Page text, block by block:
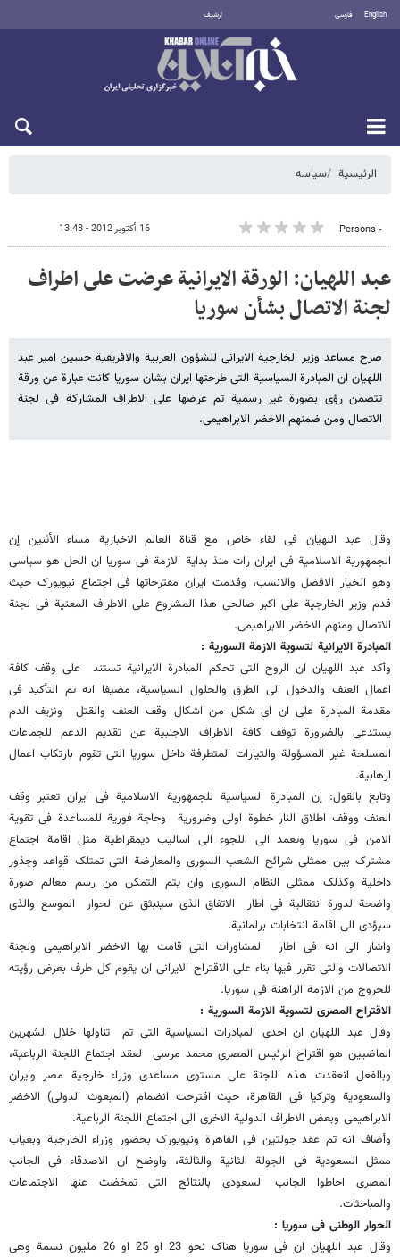
English فارسی أرشيف
الرئيسية سیاسه
٠ Persons 16 أكتوبر 2012 - 13:48
عبد اللهیان: الورقة الایرانیة عرضت على اطراف
لجنة الاتصال بشأن سوریا
صرح مساعد وزیر الخارجیة الایرانی للشؤون العربیة والافریقیة حسین امیر عبد
اللهیان ان المبادرة السیاسیة التی طرحتها ایران بشان سوریا کانت عبارة عن ورقة
تتضمن رؤى بصورة غیر رسمیة تم عرضها على الاطراف المشارکة فی لجنة
الاتصال ومن ضمنهم الاخضر الابراهیمی.
وقال عبد اللهیان فی لقاء خاص مع قناة العالم الاخباریة مساء الأثنین إن
الجمهوریة الاسلامیة فی ایران رات منذ بدایة الازمة فی سوریا ان الحل هو سیاسی
وهو الخیار الافضل والانسب، وقدمت ایران مقترحاتها فی اجتماع نیویورک حیث
قدم وزیر الخارجیة علی اکبر صالحی هذا المشروع على الاطراف المعنیة فی لجنة
الاتصال ومنهم الاخضر الابراهیمی.
المبادرة الایرانیة لتسویة الازمة السوریة :
وأکد عبد اللهیان ان الروح التی تحکم المبادرة الایرانیة تستند على وقف کافة
اعمال العنف والدخول الى الطرق والحلول السیاسیة، مضیفا انه تم التأکید فی
مقدمة المبادرة على ان ای شکل من اشکال وقف العنف والقتل ونزیف الدم
یستدعی بالضرورة توقف کافة الاطراف الاجنبیة عن تقدیم الدعم للجماعات
المسلحة غیر المسؤولة والتیارات المتطرفة داخل سوریا التی تقوم بارتکاب اعمال
ارهابیة.
وتابع بالقول: إن المبادرة السیاسیة للجمهوریة الاسلامیة فی ایران تعتبر وقف
العنف ووقف اطلاق النار خطوة اولى وضروریة وحاجة فوریة للمساعدة فی تقویة
الامن فی سوریا وتعمد الى اللجوء الى اسالیب دیمقراطیة مثل اقامة اجتماع
مشترک بین ممثلی شرائح الشعب السوری والمعارضة التی تمتلک قواعد وجذور
داخلیة وکذلک ممثلی النظام السوری وان یتم التمکن من رسم معالم صورة
واضحة لدورة انتقالیة فی اطار الاتفاق الذی سینبثق عن الحوار الموسع والذی
سیؤدی الى اقامة انتخابات برلمانیة.
واشار الى انه فی اطار المشاورات التی قامت بها الاخضر الابراهیمی ولجنة
الاتصالات والتی تقرر فیها بناء على الاقتراح الایرانی ان یقوم کل طرف بعرض رؤیته
للخروج من الازمة الراهنة فی سوریا.
الاقتراح المصری لتسویة الازمة السوریة :
وقال عبد اللهیان ان احدى المبادرات السیاسیة التی تم تناولها خلال الشهرین
الماضیین هو اقتراح الرئیس المصری محمد مرسی لعقد اجتماع اللجنة الرباعیة،
وبالفعل انعقدت هذه اللجنة على مستوى مساعدی وزراء خارجیة مصر وایران
والسعودیة وترکیا فی القاهرة، حیث اقترحت انضمام (المبعوث الدولی) الاخضر
الابراهیمی وبعض الاطراف الدولیة الاخرى الى اجتماع اللجنة الرباعیة.
وأضاف انه تم عقد جولتین فی القاهرة ونیویورک بحضور وزراء الخارجیة وبغیاب
ممثل السعودیة فی الجولة الثانیة والثالثة، واوضح ان الاصدقاء فی الجانب
المصری احاطوا الجانب السعودی بالنتائج التی تمخضت عنها الاجتماعات
والمباحثات.
الحوار الوطنی فی سوریا :
وقال عبد اللهیان ان فی سوریا هناک نحو 23 او 25 او 26 ملیون نسمة وهی